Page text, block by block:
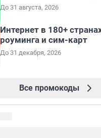
До 31 августа, 2026
Интернет в 180+
роуминга и сим-карт
До 31 декабря, 2026
Все промокоды